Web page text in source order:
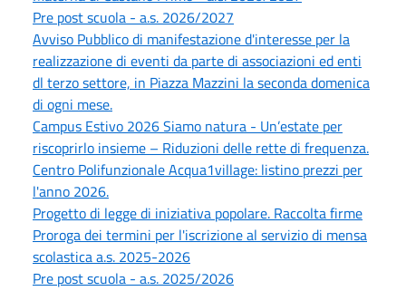
Pre post scuola - a.s. 2026/2027
Avviso Pubblico di manifestazione d'interesse per la
realizzazione di eventi da parte di associazioni ed enti
dl terzo settore, in Piazza Mazzini la seconda domenica
di ogni mese.
Campus Estivo 2026 Siamo natura - Un’estate per
riscoprirlo insieme – Riduzioni delle rette di frequenza.
Centro Polifunzionale Acqua1village: listino prezzi per
l'anno 2026.
Progetto di legge di iniziativa popolare. Raccolta firme
Proroga dei termini per l'iscrizione al servizio di mensa
scolastica a.s. 2025-2026
Pre post scuola - a.s. 2025/2026